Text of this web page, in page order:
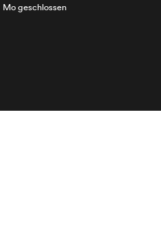
Mo geschlossen